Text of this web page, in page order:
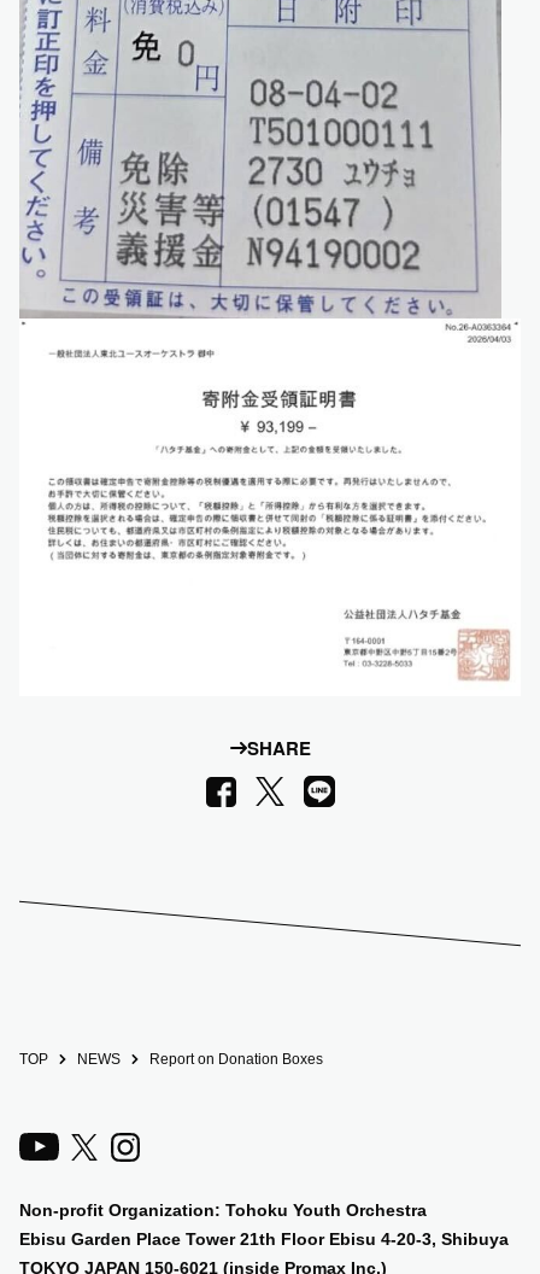
SHARE
Facebook
X LINE
TOP NEWS Report on Donation Boxes
Non-profit Organization: Tohoku Youth Orchestra
Ebisu Garden Place Tower 21th Floor Ebisu 4-20-3, Shibuya
TOKYO JAPAN 150-6021 (inside Promax Inc.)